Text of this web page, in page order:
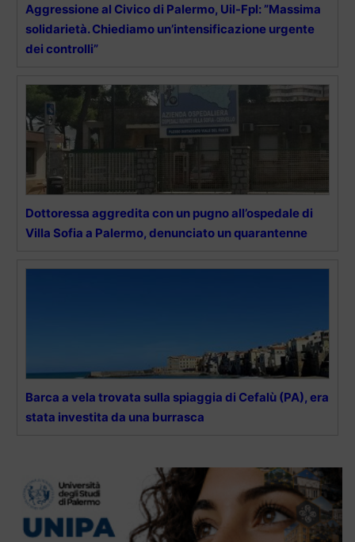
Aggressione al Civico di Palermo, Uil-Fpl: ”Massima
solidarietà. Chiediamo un’intensificazione urgente
dei controlli”
Dottoressa aggredita con un pugno all’ospedale di
Villa Sofia a Palermo, denunciato un quarantenne
Barca a vela trovata sulla spiaggia di Cefalù (PA), era
stata investita da una burrasca